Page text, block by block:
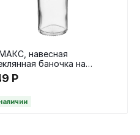
навесная
баночка на
черный
Р